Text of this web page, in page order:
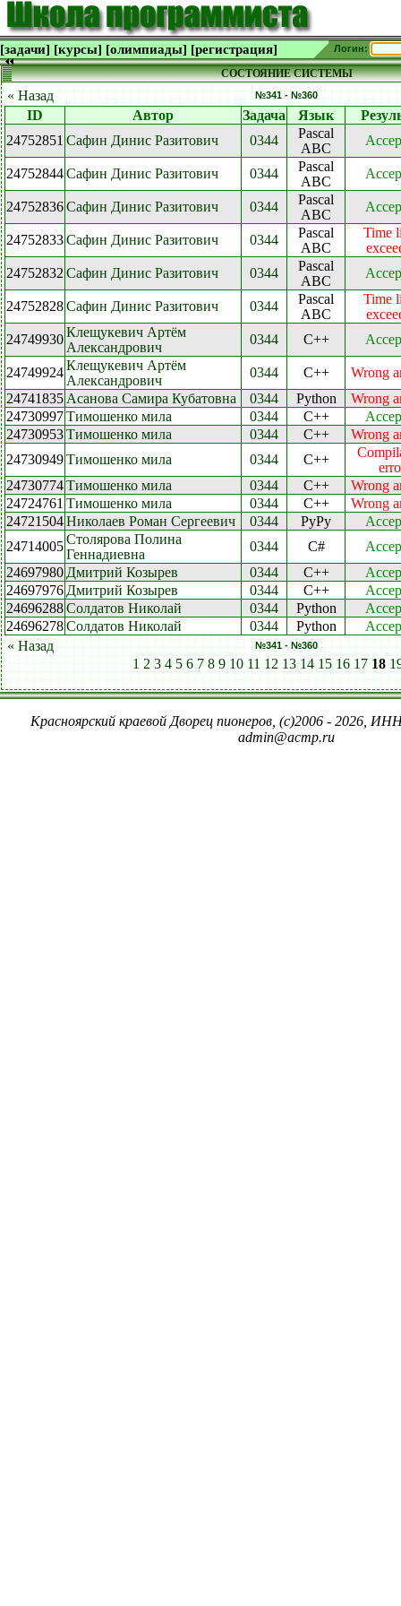
[задачи] [курсы] [олимпиады] [регистрация] Логин:
СОСТОЯНИЕ СИСТЕМЫ
« Назад №341 - №360
ID Автор Задача Язык
24752851 Сафин Динис Разитович 0344
Pascal
ABC
24752844Сафин Динис Разитович 0344
Pascal
ABC
24752836Сафин Динис Разитович 0344
Pascal
ABC
24752833Сафин Динис Разитович 0344
Pascal
ABC
Time
24752832 Сафин Динис Разитович 0344
Pascal
ABC
24752828Сафин Динис Разитович 0344
Pascal
ABC
Time
24749930Клещукевич Артём
Александрович
0344 C++
24749924Клещукевич Артём
Александрович
0344 C++
Wrong
24741835 Асанова Самира Кубатовна 0344 Python
Wrong
24730997Тимошенко мила 0344 C++
24730953Тимошенко мила 0344 C++
Wrong
24730949Тимошенко мила 0344 C++
24730774Тимошенко мила 0344 C++
Wrong
24724761 Тимошенко мила 0344 C++
Wrong
24721504Николаев Роман Сергеевич 0344 PyPy
24714005Столярова Полина
Геннадиевна
0344 C#
24697980 Дмитрий Козырев 0344 C++
24697976 Дмитрий Козырев 0344 C++
24696288Солдатов Николай 0344 Python
24696278Солдатов Николай 0344 Python
« Назад
№341 - №360
1 2 3 4 5 6 7 8 9 10 11 12 13 14 15 16 17 18
Красноярский краевой Дворец пионеров, (c)2006 - 2026,
admin@acmp.ru